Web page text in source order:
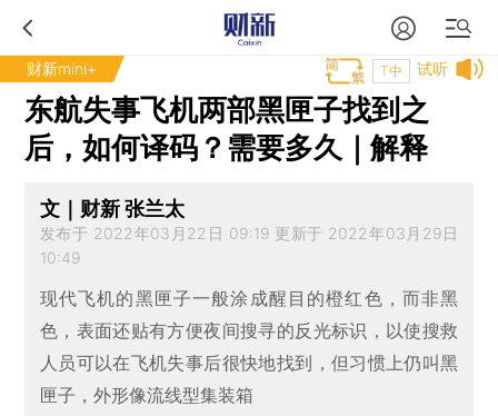
财新mini+ 试听
T中
东航失事飞机两部黑匣子找到之
后，如何译码？需要多久｜解释
文｜财新 张兰太
发布于 2022年03月22日 09:19 更新于 2022年03月29日
10:49
现代飞机的黑匣子一般涂成醒目的橙红色，而非黑
色，表面还贴有方便夜间搜寻的反光标识，以使搜救
人员可以在飞机失事后很快地找到，但习惯上仍叫黑
匣子，外形像流线型集装箱